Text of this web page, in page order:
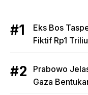
Eks Bos
Fiktif Rp1
Prabowo
Gaza